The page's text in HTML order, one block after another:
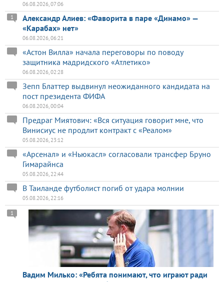
06.08.2026, 07:06
Александр Алиев: «Фаворита в паре «Динамо» —
«Карабах» нет»
1
06.08.2026, 06:21
«Астон Вилла» начала переговоры по поводу
защитника мадридского «Атлетико»
06.08.2026, 02:28
Зепп Блаттер выдвинул неожиданного кандидата на
пост президента ФИФА
06.08.2026, 00:04
Предраг Миятович: «Вся ситуация говорит мне, что
Винисиус не продлит контракт с «Реалом»
05.08.2026, 23:12
«Арсенал» и «Ньюкасл» согласовали трансфер Бруно
Гимарайнса
05.08.2026, 22:44
В Таиланде футболист погиб от удара молнии
05.08.2026, 22:16
Вадим Милько: «Ребята понимают, что играют ради
1